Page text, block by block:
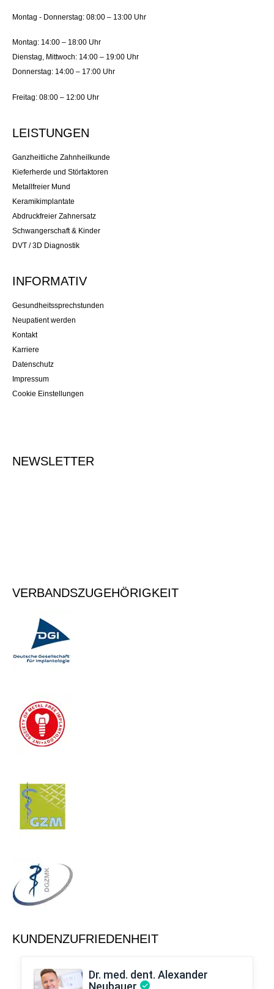
Montag - Donnerstag: 08:00 – 13:00 Uhr
Montag: 14:00 – 18:00 Uhr
Dienstag, Mittwoch: 14:00 – 19:00 Uhr
Donnerstag: 14:00 – 17:00 Uhr
Freitag: 08:00 – 12:00 Uhr
LEISTUNGEN
Ganzheitliche Zahnheilkunde
Kieferherde und Störfaktoren
Metallfreier Mund
Keramikimplantate
Abdruckfreier Zahnersatz
Schwangerschaft & Kinder
DVT / 3D Diagnostik
INFORMATIV
Gesundheitssprechstunden
Neupatient werden
Kontakt
Karriere
Datenschutz
Impressum
Cookie Einstellungen
NEWSLETTER
VERBANDSZUGEHÖRIGKEIT
KUNDENZUFRIEDENHEIT